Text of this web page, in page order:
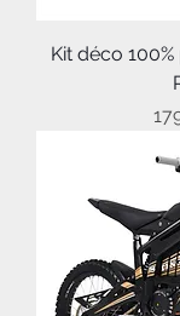
Kit déco